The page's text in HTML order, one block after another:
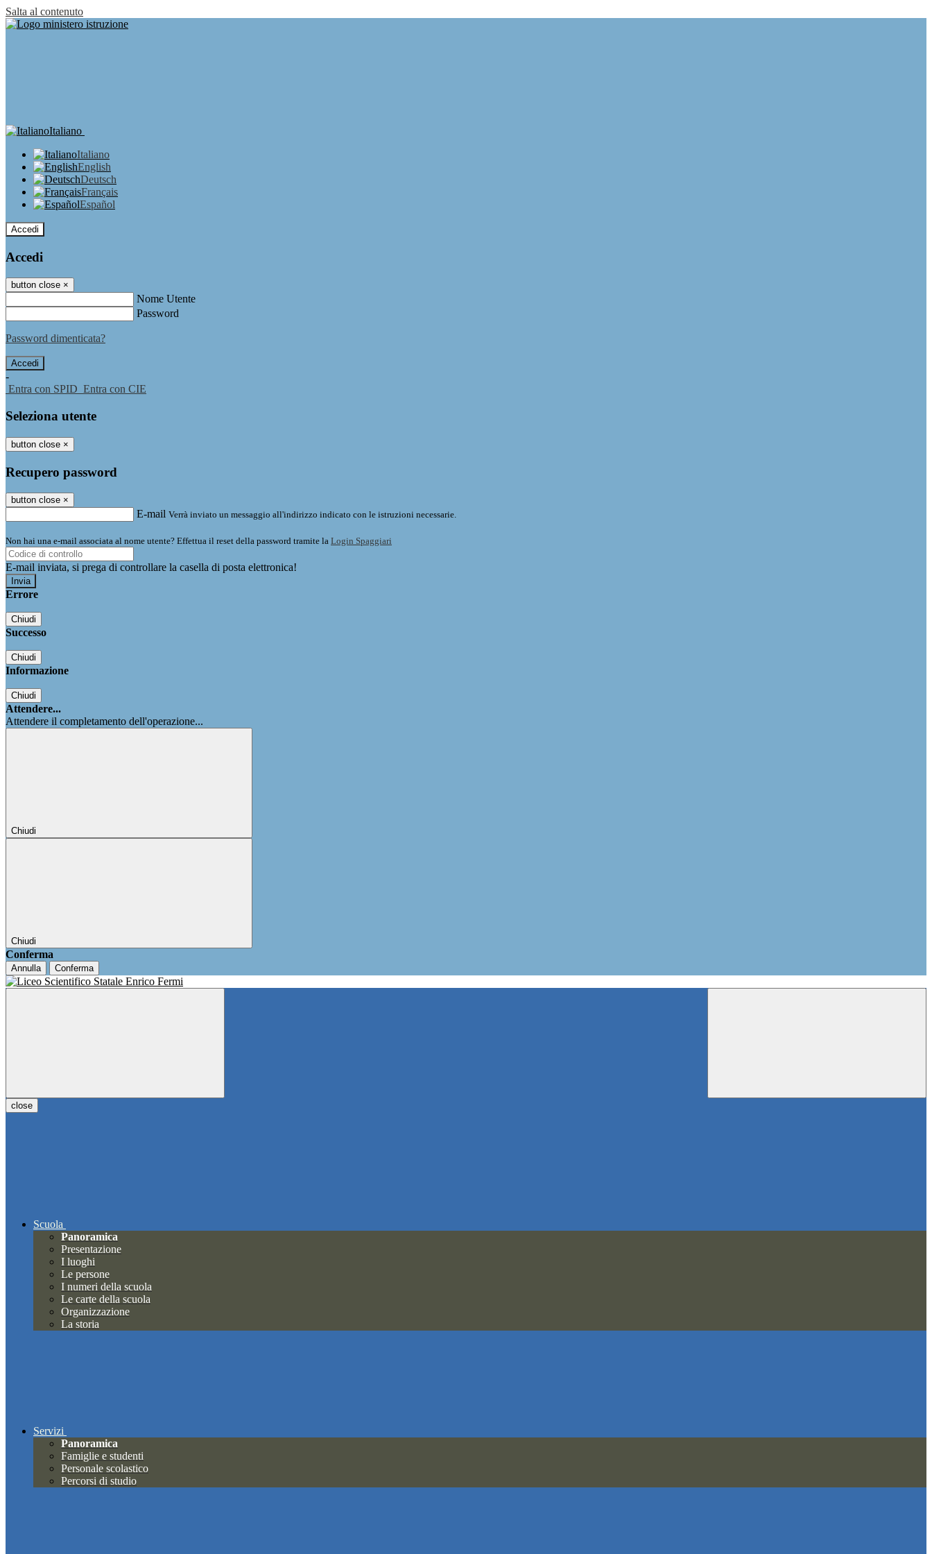
Salta al contenuto
Italiano
Italiano
English
Deutsch
Français
Español
Accedi
Accedi
button close ×
Nome Utente
Password
Password dimenticata?
-
Entra con SPID Entra con CIE
Seleziona utente
button close ×
Recupero password
button close ×
E-mail Verrà inviato un messaggio all'indirizzo indicato con le istruzioni necessarie.
Non hai una e-mail associata al nome utente? Effettua il reset della password tramite la Login Spaggiari
E-mail inviata, si prega di controllare la casella di posta elettronica!
Errore
Chiudi
Successo
Chiudi
Informazione
Chiudi
Attendere...
Attendere il completamento dell'operazione...
Chiudi
Chiudi
Conferma
Annulla Conferma
close
Scuola
Panoramica
Presentazione
I luoghi
Le persone
I numeri della scuola
Le carte della scuola
Organizzazione
La storia
Servizi
Panoramica
Famiglie e studenti
Personale scolastico
Percorsi di studio